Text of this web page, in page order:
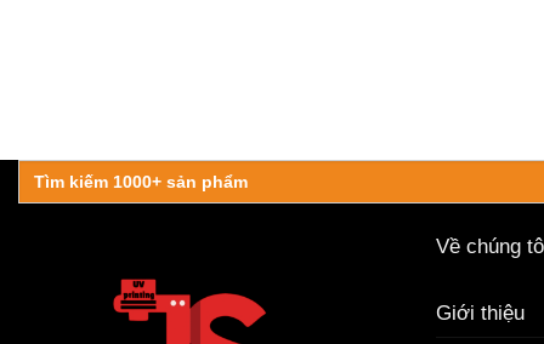
Search
for:
Về chúng
Giới thiệu